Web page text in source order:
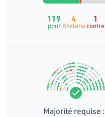
119
pour
4
Abstenu
1
contre
Majorité requise :